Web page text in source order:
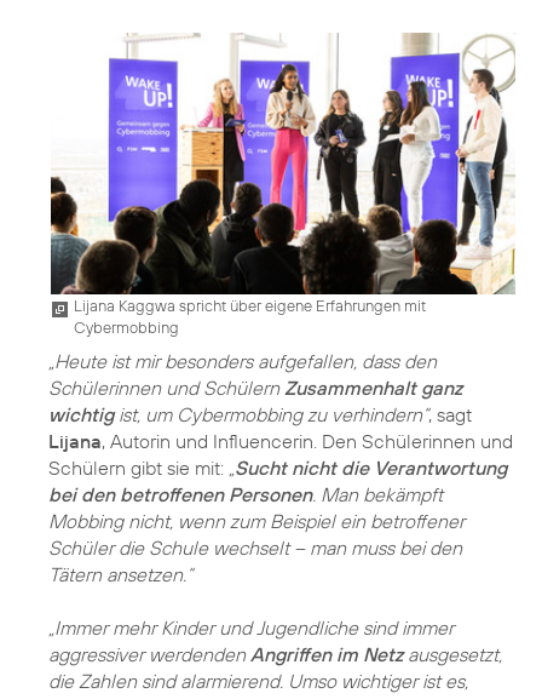
Lijana Kaggwa spricht über eigene Erfahrungen mit
Cybermobbing
„Heute ist mir besonders aufgefallen, dass den
Schülerinnen und SchülernZusammenhalt ganz
wichtigist, um Cybermobbing zu verhindern“, sagt
Lijana, Autorin und Influencerin. Den Schülerinnen und
Schülern gibt sie mit: „Sucht nicht die Verantwortung
bei den betroffenen Personen. Man bekämpft
Mobbing nicht, wenn zum Beispiel ein betroffener
Schüler die Schule wechselt – man muss bei den
Tätern ansetzen.“
„Immer mehr Kinder und Jugendliche sind immer
aggressiver werdendenAngriffen im Netzausgesetzt,
die Zahlen sind alarmierend. Umso wichtiger ist es,